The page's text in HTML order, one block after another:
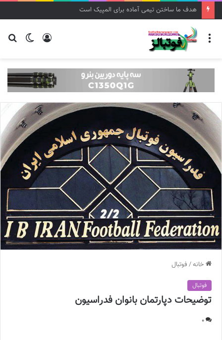
هدف ما ساختن تیمی آماده برای المپیک است
تغییر
ورود منو
خانه/ فوتبال
فوتبال
توضیحات دپارتمان بانوان فدراسیون
0